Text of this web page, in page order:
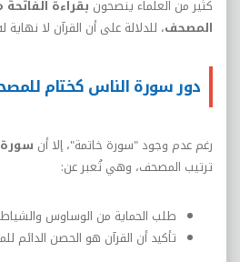
كثير من العلماء ينصحون بقراءة
المصحف، للدلالة على أن القرآن لا
دور سورة الناس كختام
رغم عدم وجود "سورة خاتمة"، إلا أن
ترتيب المصحف، وهي تُعبر عن:
طلب الحماية من الوساوس
تأكيد أن القرآن هو الحصن الدائم